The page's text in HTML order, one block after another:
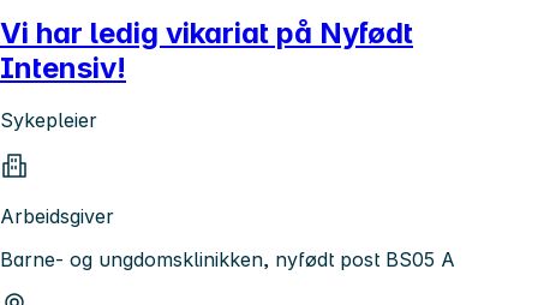
Vi har ledig vikariat på Nyfødt
Intensiv!
Sykepleier
Arbeidsgiver
Barne- og ungdomsklinikken, nyfødt post BS05 A